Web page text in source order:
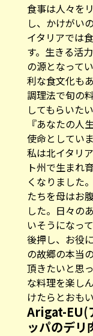
食事は人々を
し、かけがい
イタリアでは
す。生きる活
の源となって
利な食文化も
調理法で旬の
してもらいた
『あなたの人
使命としていま
私は北イタリ
ト州で生まれ
くなりました
たちを母はお
した。日々の
いそうになっ
後押し、お役
の故郷の本当
頂きたいと思
な料理を楽し
けたらとおもい
Arigat-EU(
ッパのデリ